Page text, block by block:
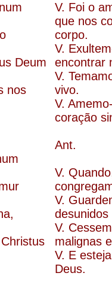
Deum
nos
V. Foi o
que nos
corpo.
V.
encontrar
V.
vivo.
V.
coração
Ant.
V.
V.
V.
malignas
V. E
Deus.